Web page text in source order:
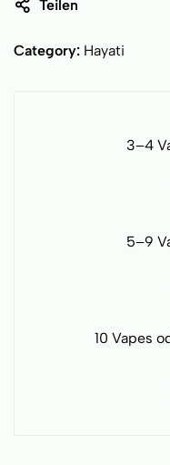
Teilen
Category: Hayati
3–4
5–9
10 Vapes